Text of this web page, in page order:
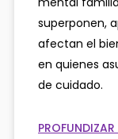
superponen,
afectan el
en quienes
de cuidado.